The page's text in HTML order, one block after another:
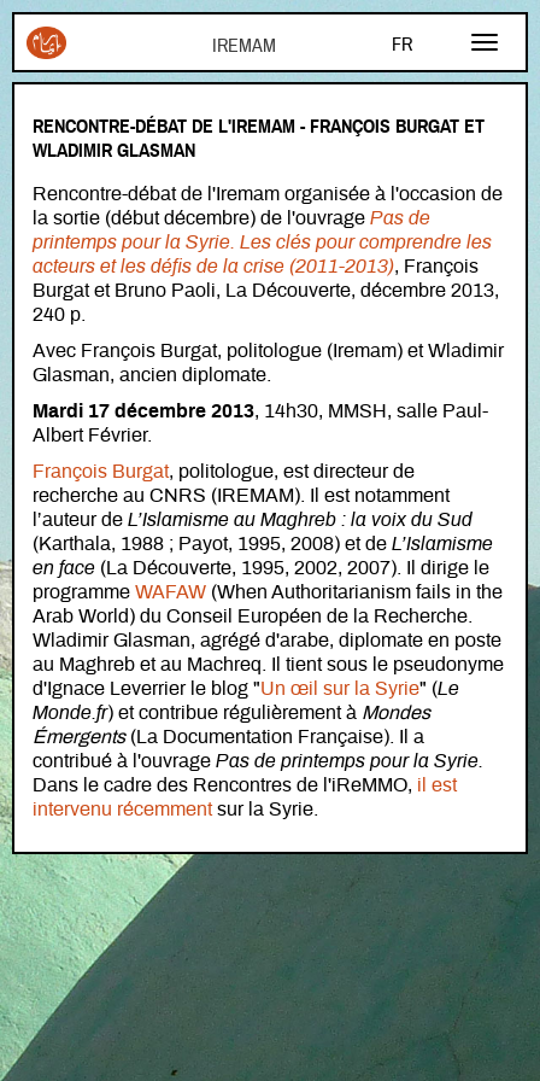
FR
EN
AR
Aller au contenu principal
RENCONTRE-DÉBAT DE L'IREMAM - FRANÇOIS BURGAT ET
WLADIMIR GLASMAN
Rencontre-débat de l'Iremam organisée à l'occasion de
la sortie (début décembre) de l'ouvrage Pas de
printemps pour la Syrie. Les clés pour comprendre les
acteurs et les défis de la crise (2011-2013), François
Burgat et Bruno Paoli, La Découverte, décembre 2013,
240 p.
Avec François Burgat, politologue (Iremam) et Wladimir
Glasman, ancien diplomate.
Mardi 17 décembre 2013, 14h30, MMSH, salle Paul-
Albert Février.
François Burgat, politologue, est directeur de
recherche au CNRS (IREMAM). Il est notamment
l’auteur de L’Islamisme au Maghreb : la voix du Sud
(Karthala, 1988 ; Payot, 1995, 2008) et de L’Islamisme
en face (La Découverte, 1995, 2002, 2007). Il dirige le
programme WAFAW (When Authoritarianism fails in the
Arab World) du Conseil Européen de la Recherche.
Wladimir Glasman, agrégé d'arabe, diplomate en poste
au Maghreb et au Machreq. Il tient sous le pseudonyme
d'Ignace Leverrier le blog "Un œil sur la Syrie" (Le
Monde.fr) et contribue régulièrement à Mondes
Émergents(La Documentation Française). Il a
contribué à l'ouvrage Pas de printemps pour la Syrie.
Dans le cadre des Rencontres de l'iReMMO, il est
intervenu récemmentsur la Syrie.